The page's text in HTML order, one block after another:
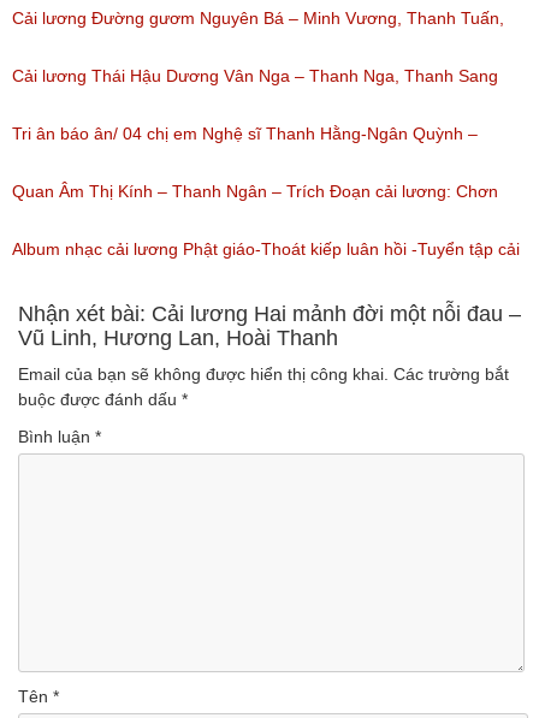
nghe: 1,059)
Cải lương Đường gươm Nguyên Bá – Minh Vương, Thanh Tuấn,
Thanh Kim Huệ, Chí Tâm, Thanh Sang
(Lượt nghe: 1,226)
Cải lương Thái Hậu Dương Vân Nga – Thanh Nga, Thanh Sang
nguyên tuồng
(Lượt nghe: 864)
Tri ân báo ân/ 04 chị em Nghệ sĩ Thanh Hằng-Ngân Quỳnh –
Thanh Ngọc – NSƯT Thanh Ngân
(Lượt nghe: 527)
Quan Âm Thị Kính – Thanh Ngân – Trích Đoạn cải lương: Chơn
Tâm 6
(Lượt nghe: 622)
Album nhạc cải lương Phật giáo-Thoát kiếp luân hồi -Tuyển tập cải
lương NSUT Thanh Ngân hay nhất
(Lượt nghe: 606)
Nhận xét bài: Cải lương Hai mảnh đời một nỗi đau –
Vũ Linh, Hương Lan, Hoài Thanh
Email của bạn sẽ không được hiển thị công khai. Các trường bắt
buộc được đánh dấu *
Bình luận *
Tên *